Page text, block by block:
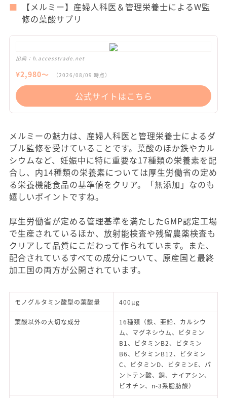
【メルミー】産婦人科医＆管理栄養士によるW監
修の葉酸サプリ
出典： h.accesstrade.net
¥2,980〜 （2026/08/09 時点）
公式サイトはこちら
メルミーの魅力は、産婦人科医と管理栄養士によるダ
ブル監修を受けていることです。葉酸のほか鉄やカル
シウムなど、妊娠中に特に重要な17種類の栄養素を配
合し、内14種類の栄養素については厚生労働省の定め
る栄養機能食品の基準値をクリア。「無添加」なのも
嬉しいポイントですね。
厚生労働省が定める管理基準を満たしたGMP認定工場
で生産されているほか、放射能検査や残留農薬検査も
クリアして品質にこだわって作られています。また、
配合されているすべての成分について、原産国と最終
加工国の両方が公開されています。
モノグルタミン酸型の葉酸量 400μg
葉酸以外の大切な成分
16種類（鉄、亜鉛、カルシウ
ム、マグネシウム、ビタミン
B1、ビタミンB2、ビタミン
B6、ビタミンB12、ビタミン
C、ビタミンD、ビタミンE、パ
ントテン酸、銅、ナイアシン、
ビオチン、n-3系脂肪酸）